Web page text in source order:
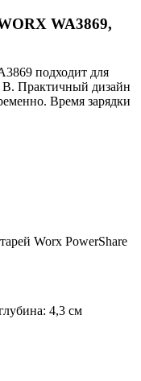
WA3869,
подходит для
В. Практичный дизайн
Время зарядки
Worx PowerShare
4,3 см